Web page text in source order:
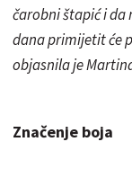
čarobni štapić i da
dana primijetit će
objasnila je
Značenje boja